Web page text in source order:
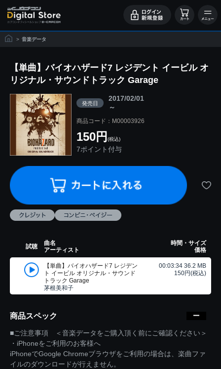
> 音楽データ
【単曲】バイオハザード7 レジデント イービル オ
リジナル・サウンドトラック Garage
発売日
2017/02/01
～
商品コード：M00003926
150円 (税込)
7ポイント付与
試聴
曲名
アーティスト
時間・サイズ
価格
【単曲】バイオハザード7 レジデン
ト イービル オリジナル・サウンド
トラック Garage
茅根美和子
00:03:34 36.2 MB
150円(税込)
商品スペック
■ご注意事項 ＜音楽データをご購入頂く前にご確認ください＞
・iPhoneをご利用のお客様へ
iPhoneでGoogle Chromeブラウザをご利用の場合は、楽曲ファ
イルのダウンロードが行えません。